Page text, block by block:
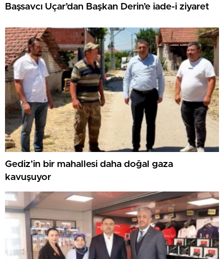
Başsavcı Uçar’dan Başkan Derin’e iade-i ziyaret
Gediz’in bir mahallesi daha doğal gaza
kavuşuyor